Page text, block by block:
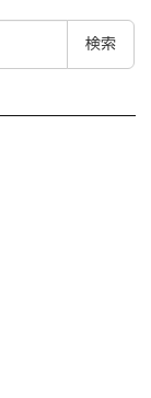
検索